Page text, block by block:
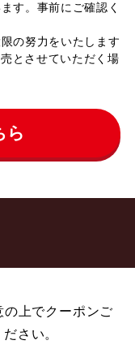
す。事前にご確認く
の努力をいたします
とさせていただく場
ら
上でクーポンご
さい。